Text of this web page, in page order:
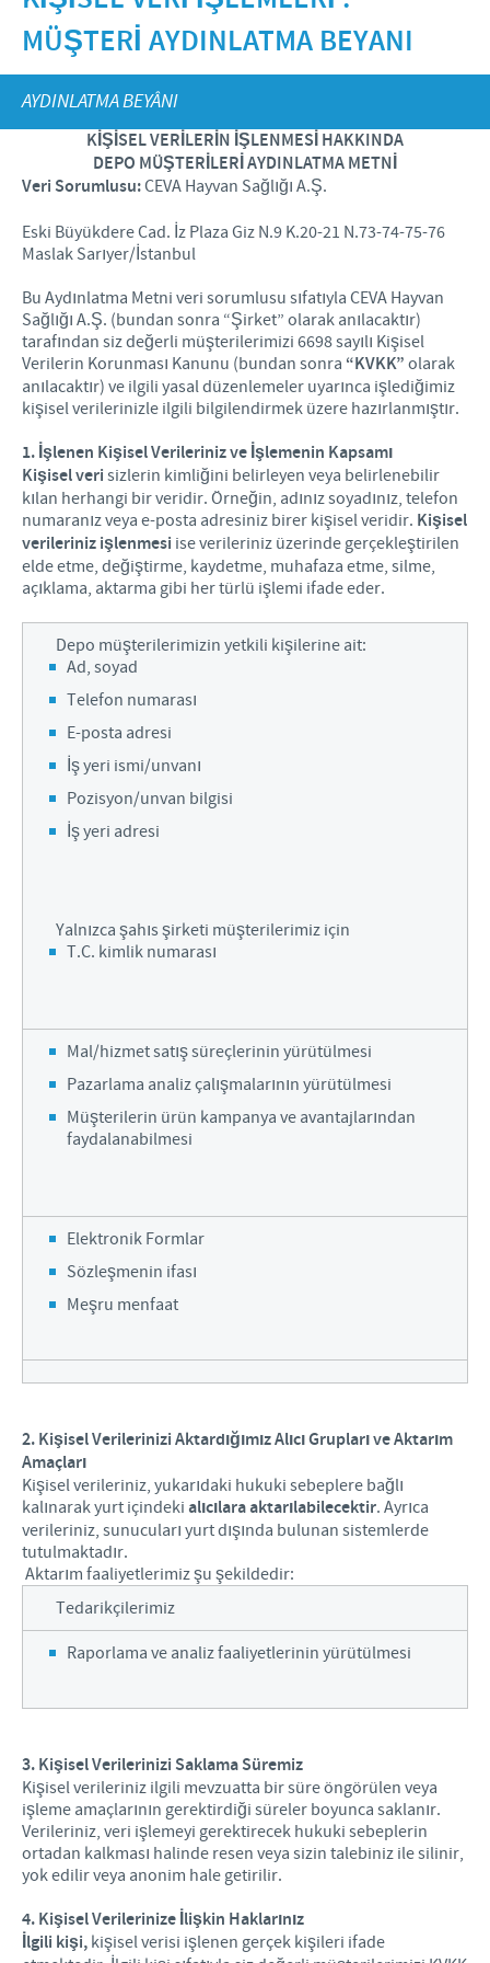
Kalite Politikamız
Ar & Ge
Üretim
Dünyada Ceva
Küçükbaş
Pet
Dünyayı Beslemek
Mutlu İnsanlar ve Hayvanlar
Ticari ve Bilimsel Ortaklıklar
İNSAN KAYNAKLARI
İş Alanlarımız
İLETİŞİM VE KİŞİSEL VERİ
İŞLEMLERİ
Kanatlı Saha Ekibi
Ruminant Saha Ekibi
Kişisel Veri İşlemleri : Genel Aydınlatma Beyânı
Kişisel Veri İşlemleri : Müşteri Aydınlatma Beyânı
Kişisel Veri İşlemleri : İşitsel Kayıt Verileri
Kişisel Veri İşlemleri : Ziyaretçi Ve İş İlişkileri
Aydınlatma Metni
MÜŞTERİ AYDINLATMA BEYANI
AYDINLATMA BEYÂNI
KİŞİSEL VERİLERİN İŞLENMESİ HAKKINDA
DEPO MÜŞTERİLERİAYDINLATMA METNİ
Veri Sorumlusu:CEVA Hayvan Sağlığı A.Ş.
Eski Büyükdere Cad. İz Plaza Giz N.9 K.20-21 N.73-74-75-76
Maslak Sarıyer/İstanbul
Bu Aydınlatma Metni veri sorumlusu sıfatıyla CEVA Hayvan
Sağlığı A.Ş. (bundan sonra “Şirket” olarak anılacaktır)
tarafından siz değerli müşterilerimizi 6698 sayılı Kişisel
Verilerin Korunması Kanunu (bundan sonra “KVKK” olarak
anılacaktır) ve ilgili yasal düzenlemeler uyarınca işlediğimiz
kişisel verilerinizle ilgili bilgilendirmek üzere hazırlanmıştır.
1. İşlenen Kişisel Verileriniz ve İşlemenin Kapsamı
Kişisel veri sizlerin kimliğini belirleyen veya belirlenebilir
kılan herhangi bir veridir. Örneğin, adınız soyadınız, telefon
numaranız veya e-posta adresiniz birer kişisel veridir. Kişisel
verileriniz işlenmesi ise verileriniz üzerinde gerçekleştirilen
elde etme, değiştirme, kaydetme, muhafaza etme, silme,
açıklama, aktarma gibi her türlü işlemi ifade eder.
Depo müşterilerimizin yetkili kişilerine ait:
Ad, soyad
Telefon numarası
E-posta adresi
İş yeri ismi/unvanı
Pozisyon/unvan bilgisi
İş yeri adresi
Yalnızca şahıs şirketi müşterilerimiz için
T.C. kimlik numarası
Mal/hizmet satış süreçlerinin yürütülmesi
Pazarlama analiz çalışmalarının yürütülmesi
Müşterilerin ürün kampanya ve avantajlarından
faydalanabilmesi
Elektronik Formlar
Sözleşmenin ifası
Meşru menfaat
2. Kişisel Verilerinizi Aktardığımız Alıcı Grupları ve Aktarım
Amaçları
Kişisel verileriniz, yukarıdaki hukuki sebeplere bağlı
kalınarak yurt içindeki alıcılara aktarılabilecektir. Ayrıca
verileriniz, sunucuları yurt dışında bulunan sistemlerde
tutulmaktadır.
Aktarım faaliyetlerimiz şu şekildedir:
Tedarikçilerimiz
Raporlama ve analiz faaliyetlerinin yürütülmesi
3. Kişisel Verilerinizi Saklama Süremiz
Kişisel verileriniz ilgili mevzuatta bir süre öngörülen veya
işleme amaçlarının gerektirdiği süreler boyunca saklanır.
Verileriniz, veri işlemeyi gerektirecek hukuki sebeplerin
ortadan kalkması halinde resen veya sizin talebiniz ile silinir,
yok edilir veya anonim hale getirilir.
4. Kişisel Verilerinize İlişkin Haklarınız
İlgili kişi, kişisel verisi işlenen gerçek kişileri ifade